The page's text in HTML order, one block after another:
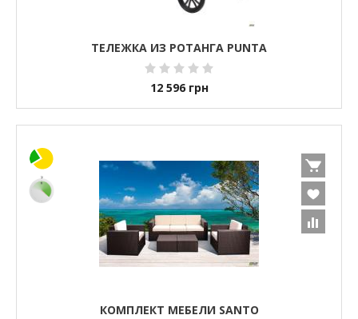
ТЕЛЕЖКА ИЗ РОТАНГА PUNTA
12 596 грн
КОМПЛЕКТ МЕБЕЛИ SANTO